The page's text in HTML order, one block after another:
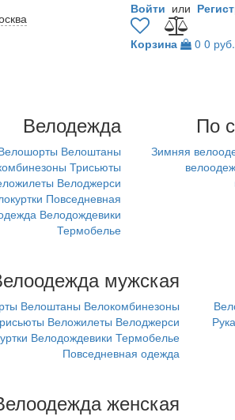
Войти или
Корзина 0 0 руб.
Велодежда
Велоштаны
Трисьюты
Велоджерси
Повседневная
Велодождевики
Термобелье
По
Зимняя
мужская
Велоштаны Велокомбинезоны
Веложилеты Велоджерси
Велодождевики Термобелье
Повседневная одежда
женская